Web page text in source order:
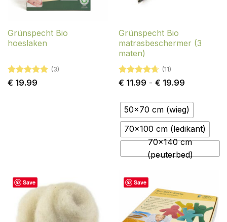
Grünspecht Bio
hoeslaken
Gewaardeerd
(3)
€ 19.99
Grünspecht Bio
matrasbeschermer (3
maten)
Gewaardeerd
(11)
€ 11.99 - € 19.99Prijsklasse:
€ 19.99
50x70 cm (wieg)
70x100 cm (ledikant)
70x140 cm
(peuterbed)
Save Save